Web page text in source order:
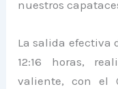
nuestros
La salida efectiva
12:16 horas,
valiente, con el